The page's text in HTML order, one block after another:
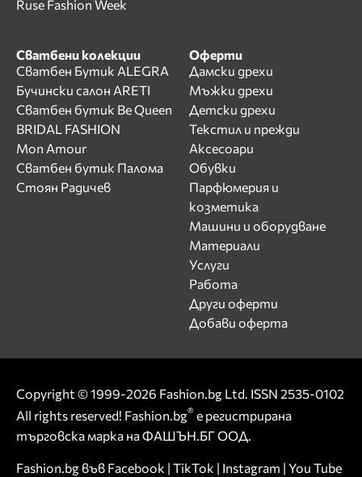
Ruse Fashion Week
Сватбени колекции
Сватбен Бутик ALEGRA
Бучински салон ARETI
Сватбен бутик Be Queen
BRIDAL FASHION
Mon Amour
Сватбен бутик Палома
Стоян Радичев
Оферти
Дамски дрехи
Мъжки дрехи
Детски дрехи
Текстил и прежди
Аксесоари
Обувки
Парфюмерия и
козметика
Машини и оборудване
Материали
Услуги
Работа
Други оферти
Добави оферта
Copyright © 1999-2026 Fashion.bg Ltd. ISSN 2535-0102
All rights reserved! Fashion.bg® е регистрирана
търговска марка на ФАШЪН.БГ ООД.
Fashion.bg във Facebook | TikTok | Instagram | You Tube